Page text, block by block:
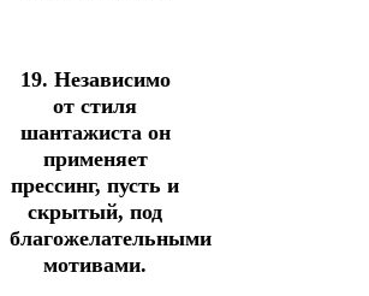
19. Независимо
от стиля
шантажиста он
применяет
прессинг, пусть и
скрытый, под
благожелательными
мотивами.